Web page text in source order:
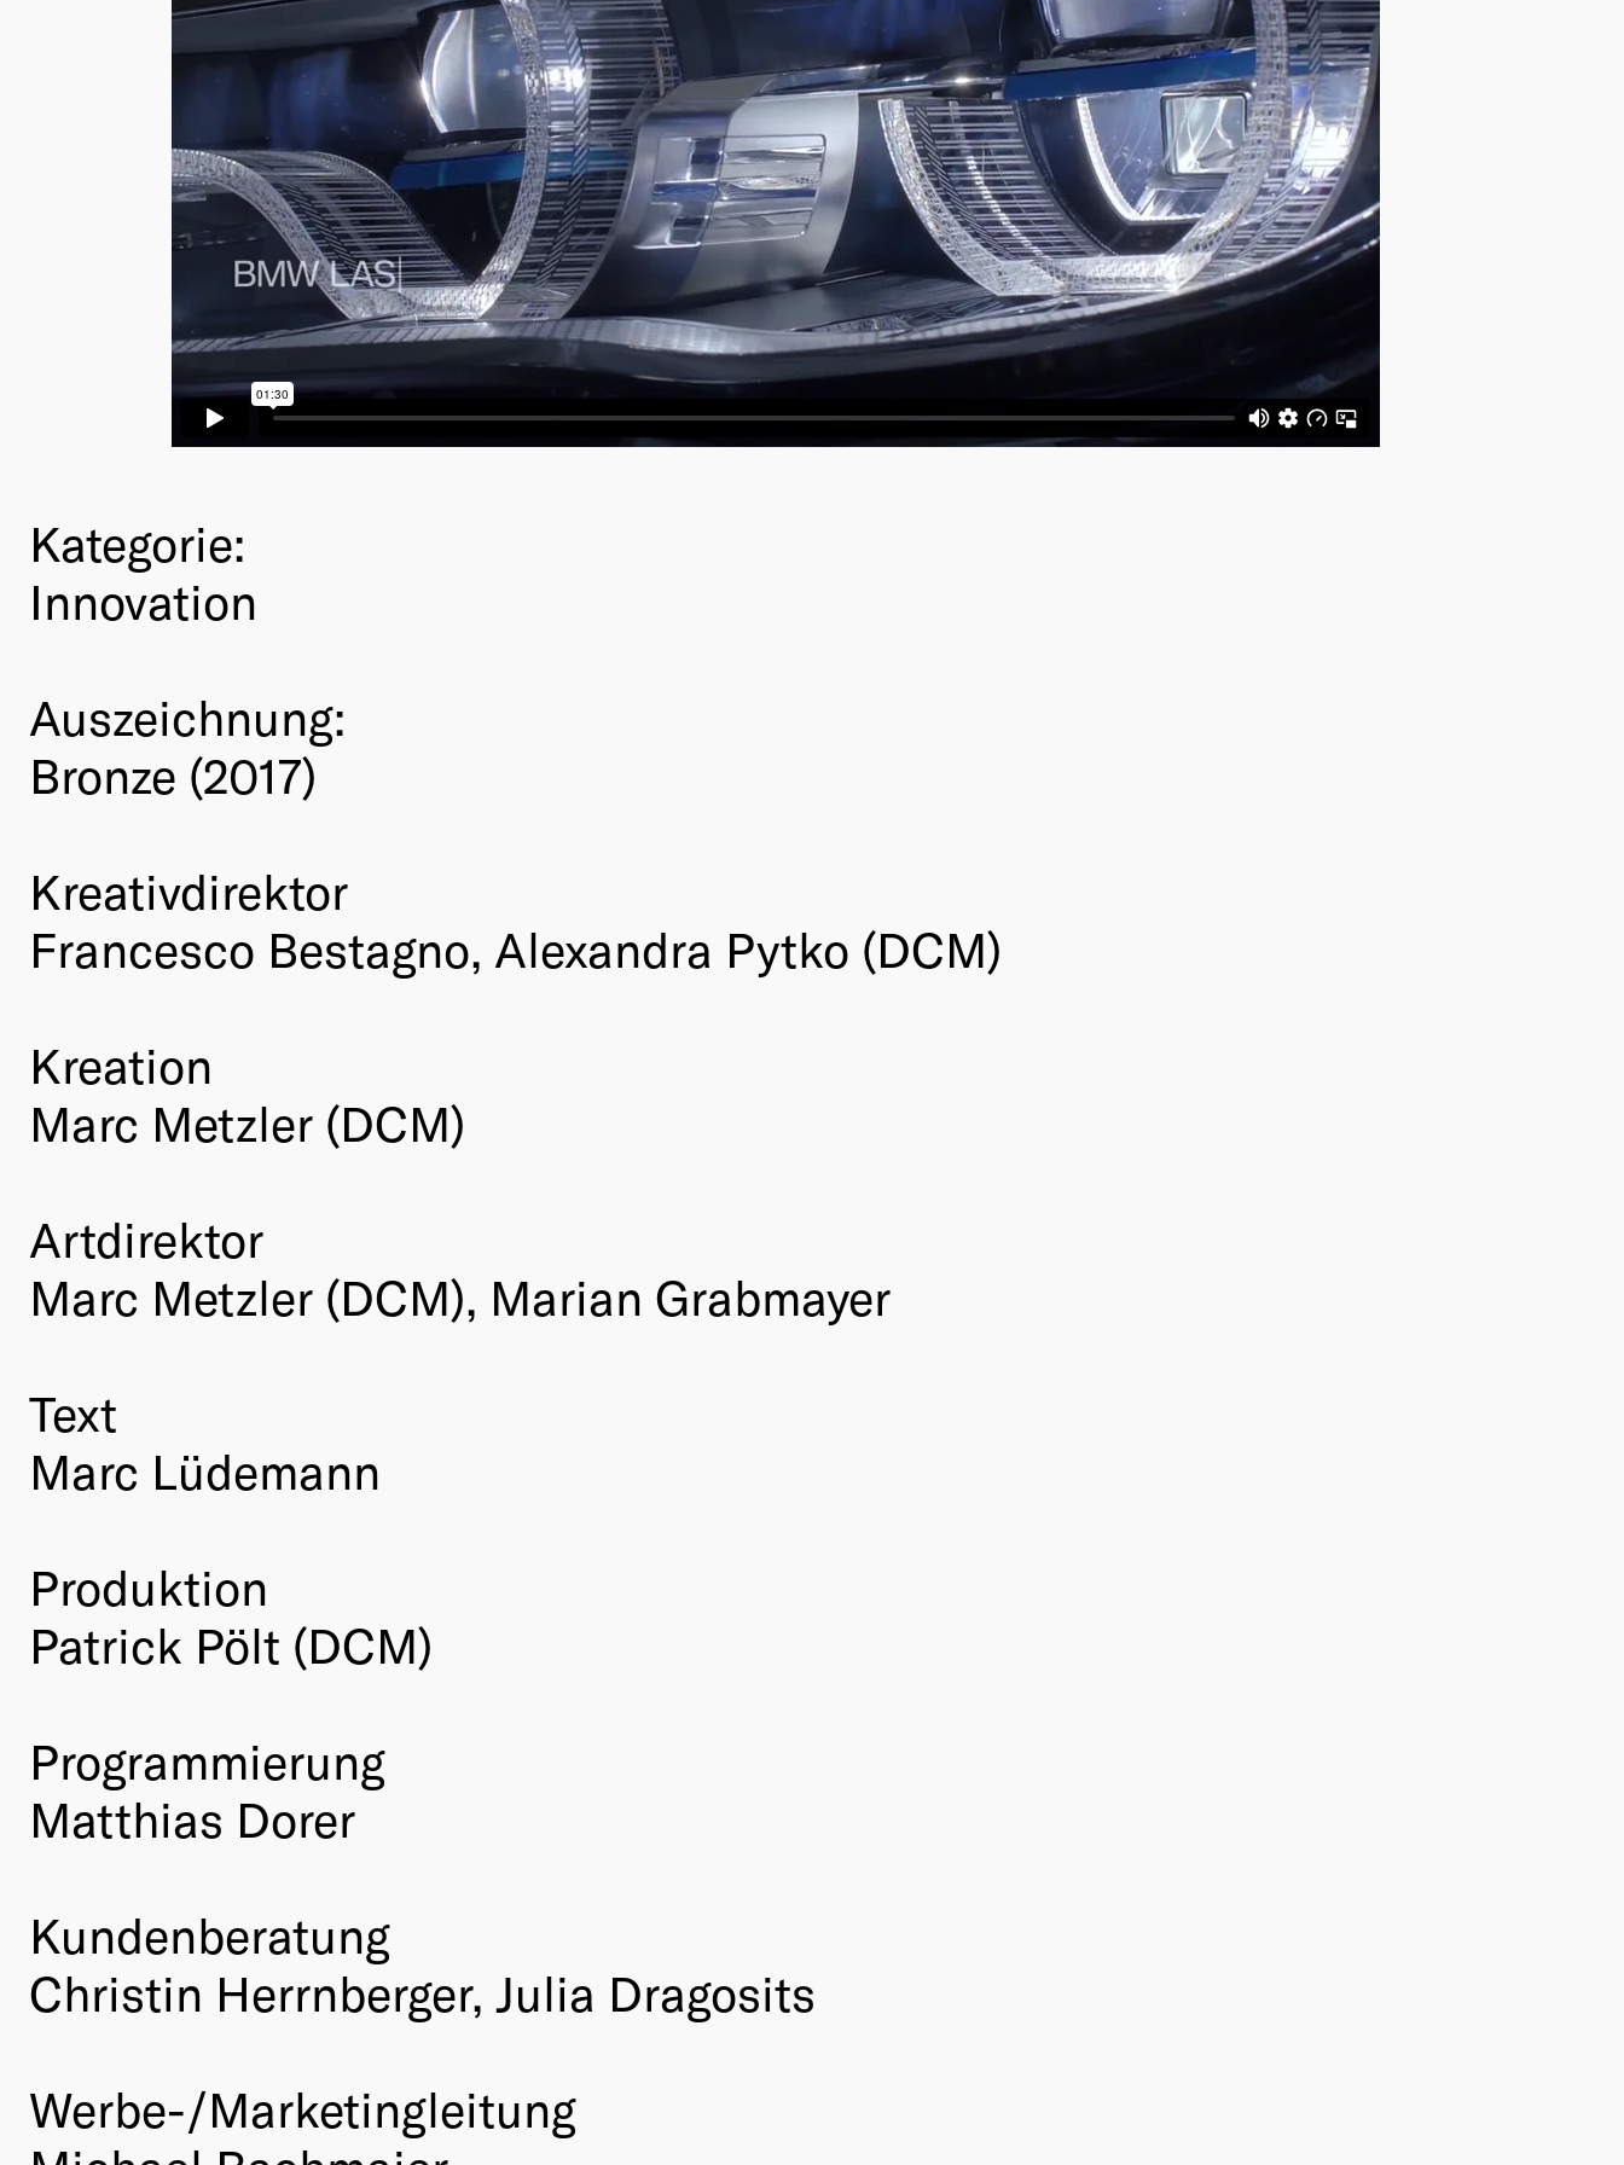
Kategorie:
Innovation
Auszeichnung:
Bronze (2017)
Kreativdirektor
Francesco Bestagno, Alexandra Pytko (DCM)
Kreation
Marc Metzler (DCM)
Artdirektor
Marc Metzler (DCM), Marian Grabmayer
Text
Marc Lüdemann
Produktion
Patrick Pölt (DCM)
Programmierung
Matthias Dorer
Kundenberatung
Christin Herrnberger, Julia Dragosits
Werbe-/Marketingleitung